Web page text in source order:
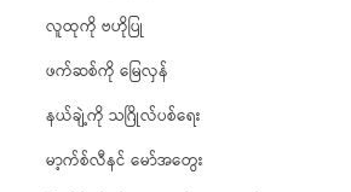
လူထုကို ဗဟိုပြု
ဖက်ဆစ်ကို မြေလှန်
နယ်ချဲ့ကို သဂြိုလ်ပစ်ရေး
မာ့က်စ်လီနင် မော်အတွေး